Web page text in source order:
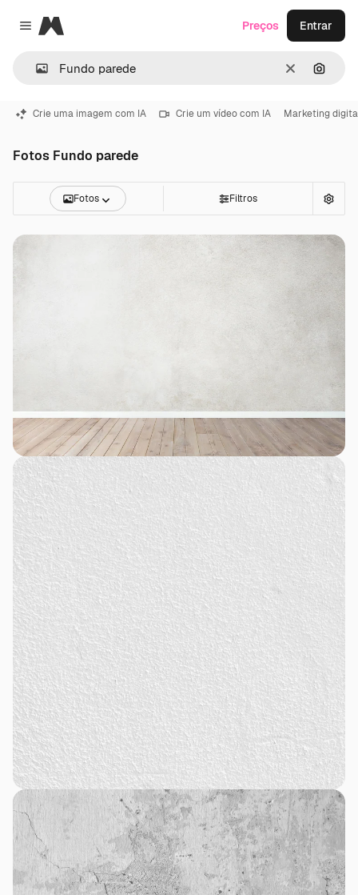
Close menu
Magnific
Limpar
Preços Entrar
Crie uma imagem com IA Crie um vídeo com IA Marketing
Fotos Fundo parede
Fotos Filtros